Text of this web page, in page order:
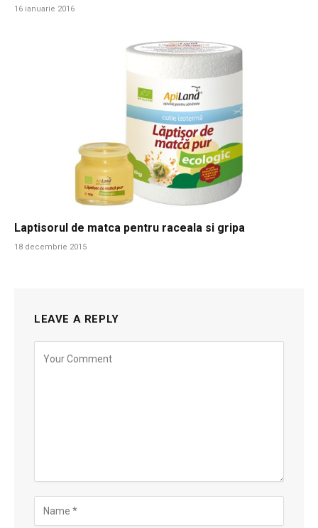
16 ianuarie 2016
Laptisorul de matca pentru raceala si gripa
18 decembrie 2015
LEAVE A REPLY